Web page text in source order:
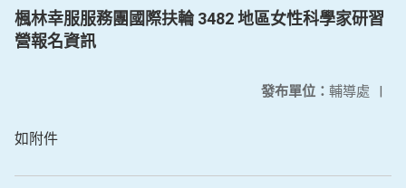
楓林幸服服務團國際扶輪 3482 地區女性科學家研習
營報名資訊
發布單位： 輔導處 |
如附件